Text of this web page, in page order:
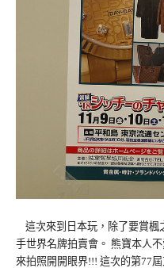
這次來到日本玩，除了要賞楓
手世界名牌拍賣會。 熊寶本人
來拍照開開眼界!!! 這次的第77